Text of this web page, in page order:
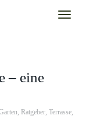
Toggle
– eine
, Ratgeber, Terrasse,